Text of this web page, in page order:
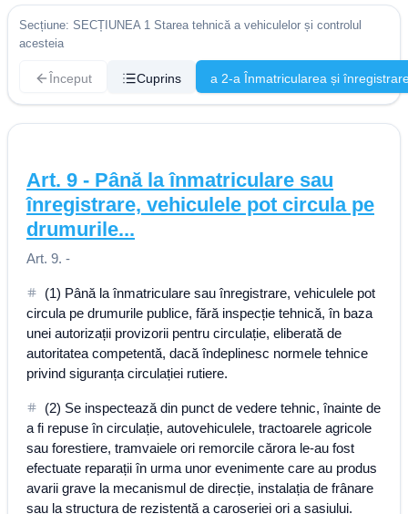
Secțiune: SECȚIUNEA 1 Starea tehnică a vehiculelor și controlul
acesteia
Început Cuprins a 2-a Înmatricularea și
Art. 9 - Până la înmatriculare sau
înregistrare, vehiculele pot circula pe
drumurile...
Art. 9. -
(1) Până la înmatriculare sau înregistrare, vehiculele pot
circula pe drumurile publice, fără inspecție tehnică, în baza
unei autorizații provizorii pentru circulație, eliberată de
autoritatea competentă, dacă îndeplinesc normele tehnice
privind siguranța circulației rutiere.
(2) Se inspectează din punct de vedere tehnic, înainte de
a fi repuse în circulație, autovehiculele, tractoarele agricole
sau forestiere, tramvaiele ori remorcile cărora le-au fost
efectuate reparații în urma unor evenimente care au produs
avarii grave la mecanismul de direcție, instalația de frânare
sau la structura de rezistență a caroseriei ori a șasiului.